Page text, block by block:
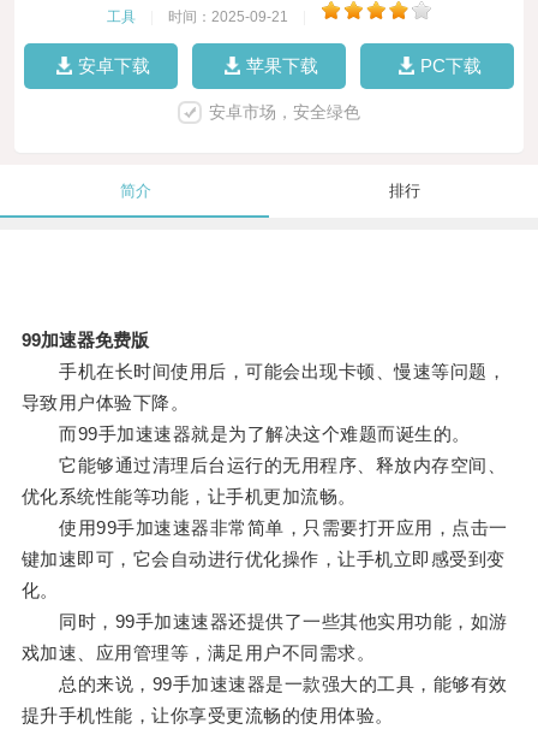
工具 时间：2025-09-21
安卓下载 苹果下载 PC下载
安卓市场，安全绿色
简介 排行
99加速器免费版
手机在长时间使用后，可能会出现卡顿、慢速等问题，
导致用户体验下降。
而99手加速速器就是为了解决这个难题而诞生的。
它能够通过清理后台运行的无用程序、释放内存空间、
优化系统性能等功能，让手机更加流畅。
使用99手加速速器非常简单，只需要打开应用，点击一
键加速即可，它会自动进行优化操作，让手机立即感受到变
化。
同时，99手加速速器还提供了一些其他实用功能，如游
戏加速、应用管理等，满足用户不同需求。
总的来说，99手加速速器是一款强大的工具，能够有效
提升手机性能，让你享受更流畅的使用体验。